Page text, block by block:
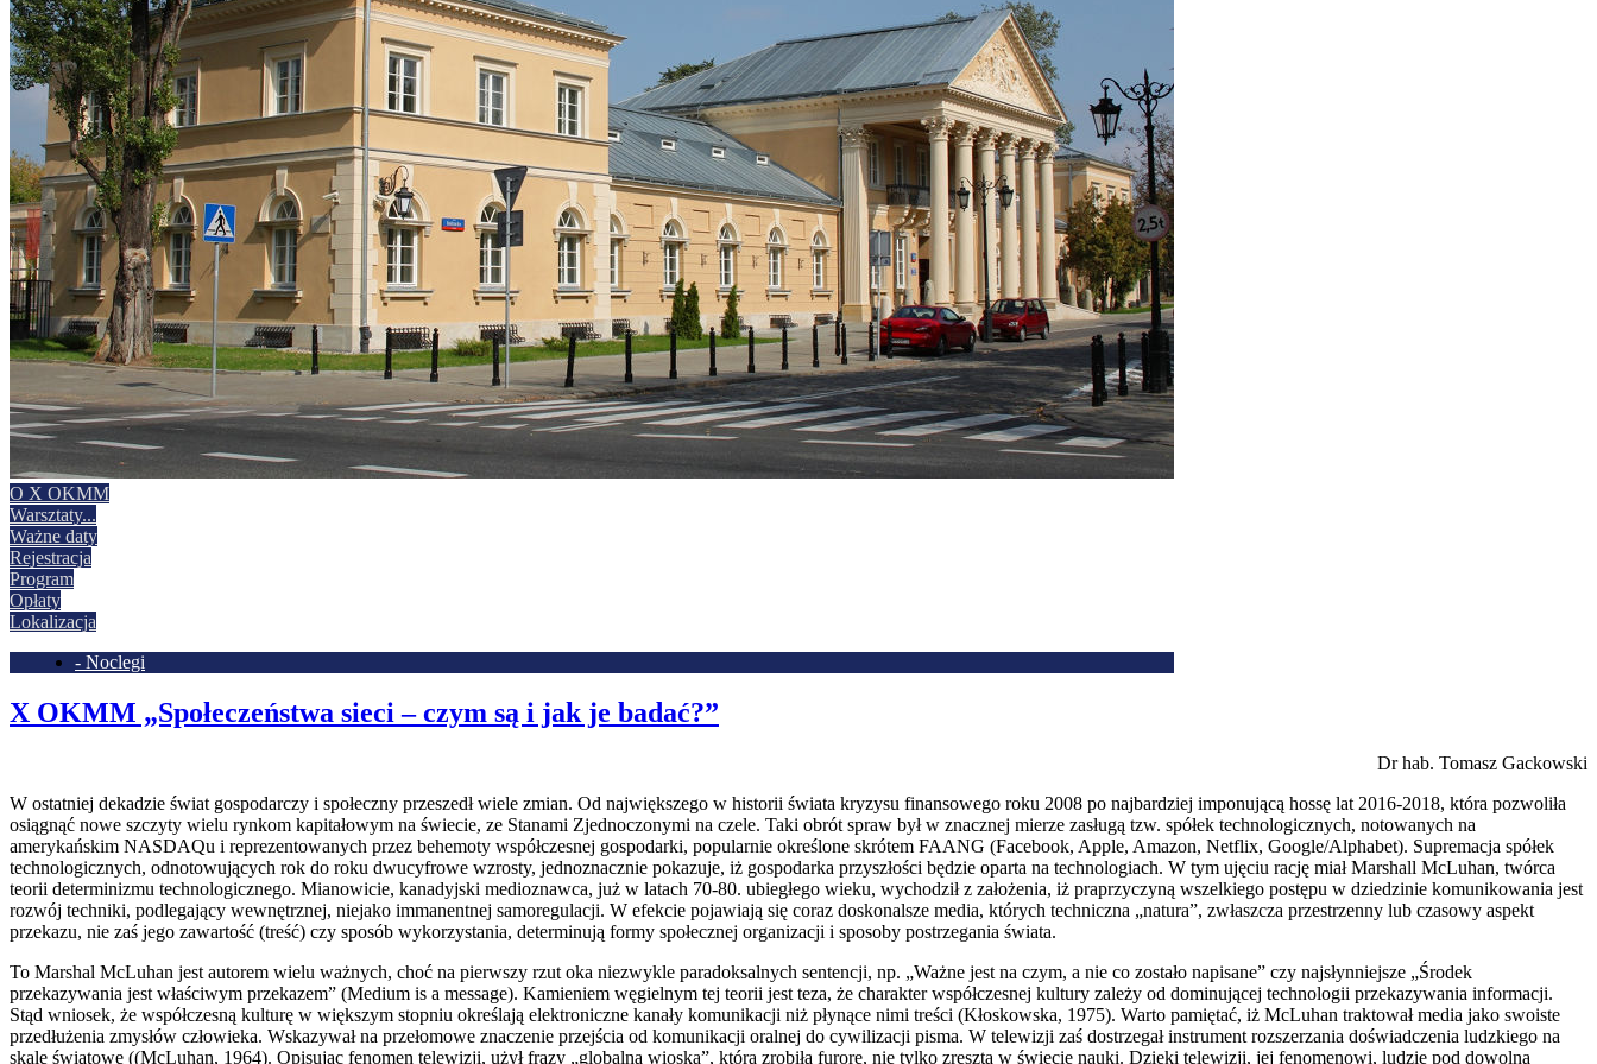
O X OKMM
Warsztaty...
Ważne daty
Rejestracja
Program
Opłaty
Lokalizacja
- Noclegi
X OKMM „Społeczeństwa sieci – czym są i jak je badać?”
Dr hab. Tomasz Gackowski
W ostatniej dekadzie świat gospodarczy i społeczny przeszedł wiele zmian. Od największego w historii świata kryzysu finansowego roku 2008 po najbardziej imponującą hossę lat 2016-2018, która pozwoliła
osiągnąć nowe szczyty wielu rynkom kapitałowym na świecie, ze Stanami Zjednoczonymi na czele. Taki obrót spraw był w znacznej mierze zasługą tzw. spółek technologicznych, notowanych na
amerykańskim NASDAQu i reprezentowanych przez behemoty współczesnej gospodarki, popularnie określone skrótem FAANG (Facebook, Apple, Amazon, Netflix, Google/Alphabet). Supremacja spółek
technologicznych, odnotowujących rok do roku dwucyfrowe wzrosty, jednoznacznie pokazuje, iż gospodarka przyszłości będzie oparta na technologiach. W tym ujęciu rację miał Marshall McLuhan, twórca
teorii determinizmu technologicznego. Mianowicie, kanadyjski medioznawca, już w latach 70-80. ubiegłego wieku, wychodził z założenia, iż praprzyczyną wszelkiego postępu w dziedzinie komunikowania jest
rozwój techniki, podlegający wewnętrznej, niejako immanentnej samoregulacji. W efekcie pojawiają się coraz doskonalsze media, których techniczna „natura”, zwłaszcza przestrzenny lub czasowy aspekt
przekazu, nie zaś jego zawartość (treść) czy sposób wykorzystania, determinują formy społecznej organizacji i sposoby postrzegania świata.
To Marshal McLuhan jest autorem wielu ważnych, choć na pierwszy rzut oka niezwykle paradoksalnych sentencji, np. „Ważne jest na czym, a nie co zostało napisane” czy najsłynniejsze „Środek
przekazywania jest właściwym przekazem” (Medium is a message). Kamieniem węgielnym tej teorii jest teza, że charakter współczesnej kultury zależy od dominującej technologii przekazywania informacji.
Stąd wniosek, że współczesną kulturę w większym stopniu określają elektroniczne kanały komunikacji niż płynące nimi treści (Kłoskowska, 1975). Warto pamiętać, iż McLuhan traktował media jako swoiste
przedłużenia zmysłów człowieka. Wskazywał na przełomowe znaczenie przejścia od komunikacji oralnej do cywilizacji pisma. W telewizji zaś dostrzegał instrument rozszerzania doświadczenia ludzkiego na
skalę światowę ((McLuhan, 1964). Opisując fenomen telewizji, użył frazy „globalna wioska”, która zrobiła furorę, nie tylko zresztą w świecie nauki. Dzięki telewizji, jej fenomenowi, ludzie pod dowolną